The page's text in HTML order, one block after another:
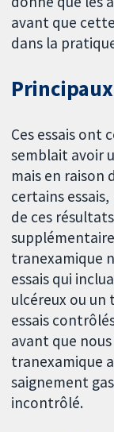
avant que
dans la
Ces essais ont
semblait avoir
mais en raison
certains
de ces
tranexamique
essais qui
ulcéreux ou
essais
avant que
tranexamique
saignement
incontrôlé.